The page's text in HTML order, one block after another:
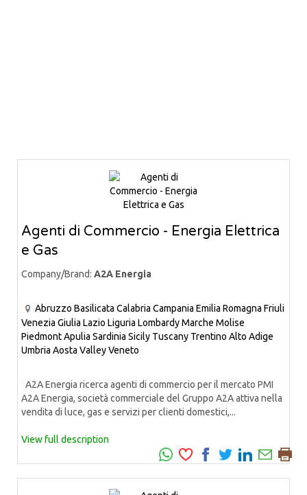
Agenti di Commercio - Energia Elettrica
e Gas
Company/Brand: A2A Energia
Abruzzo Basilicata Calabria Campania Emilia Romagna Friuli
Venezia Giulia Lazio Liguria LombardyMarche Molise
PiedmontApulia Sardinia Sicily Tuscany Trentino Alto Adige
Umbria Aosta ValleyVeneto
A2A Energia ricerca agenti di commercio per il mercato PMI
A2A Energia, società commerciale del Gruppo A2A attiva nella
vendita di luce, gas e servizi per clienti domestici,...
View full description